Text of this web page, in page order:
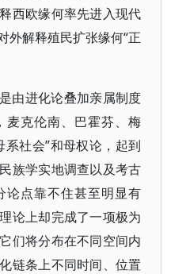
西欧缘何率先进入现代
外解释殖民扩张缘何“正
由进化论叠加亲属制度
麦克伦南、巴霍芬、梅
社会”和母权论，起到
族学实地调查以及考古
论点靠不住甚至明显有
论上却完成了一项极为
们将分布在不同空间内
链条上不同时间、位置